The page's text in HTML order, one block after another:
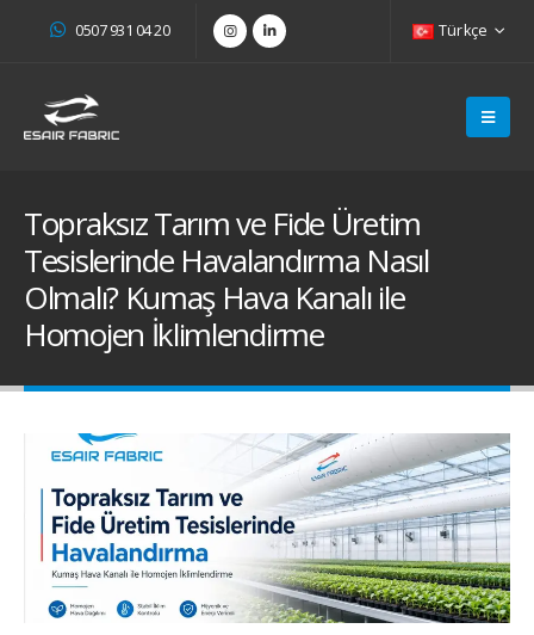
0507 931 04 20 Türkçe
Topraksız Tarım ve Fide Üretim
Tesislerinde Havalandırma Nasıl
Olmalı? Kumaş Hava Kanalı ile
Homojen İklimlendirme